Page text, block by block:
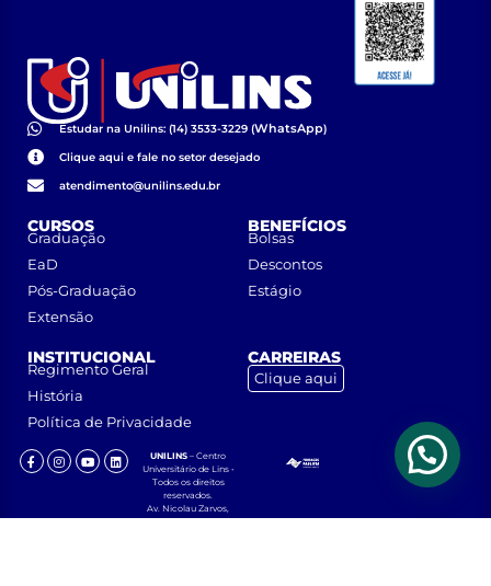
Estudar na Unilins: (14) 3533-3229 (WhatsApp)
Clique aqui e fale no setor desejado
atendimento@unilins.edu.br
CURSOS
Graduação
EaD
Pós-Graduação
Extensão
BENEFÍCIOS
Bolsas
Descontos
Estágio
INSTITUCIONAL
Regimento Geral
História
Política de Privacidade
CARREIRAS
Clique aqui
UNILINS – Centro
Universitário de Lins •
Todos os direitos
reservados.
Av. Nicolau Zarvos,
1925 – Jardim